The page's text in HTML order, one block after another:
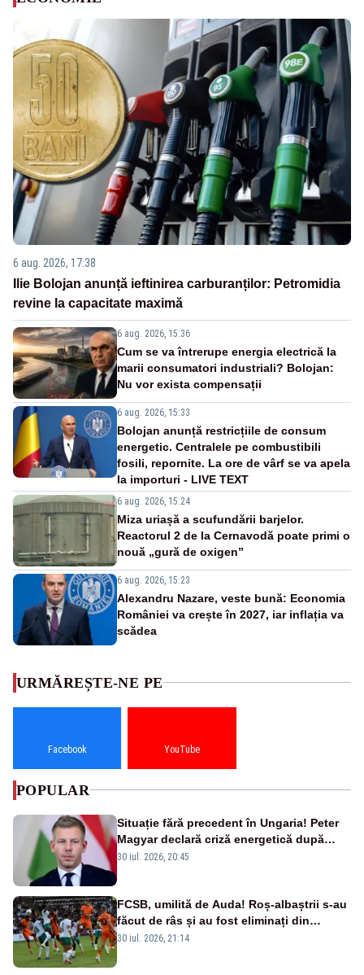
6 aug. 2026, 17:38
Ilie Bolojan anunță ieftinirea carburanților: Petromidia
revine la capacitate maximă
6 aug. 2026, 15:36
Cum se va întrerupe energia electrică la
marii consumatori industriali? Bolojan:
Nu vor exista compensații
6 aug. 2026, 15:33
Bolojan anunță restricțiile de consum
energetic. Centralele pe combustibili
fosili, repornite. La ore de vârf se va apela
la importuri - LIVE TEXT
6 aug. 2026, 15:24
Miza uriașă a scufundării barjelor.
Reactorul 2 de la Cernavodă poate primi o
nouă „gură de oxigen”
6 aug. 2026, 15:23
Alexandru Nazare, veste bună: Economia
României va crește în 2027, iar inflația va
scădea
URMĂREȘTE-NE PE
Facebook YouTube
POPULAR
Situație fără precedent în Ungaria! Peter
Magyar declară criză energetică după
oprirea centralei de la Paks
30 iul. 2026, 20:45
FCSB, umilită de Auda! Roș-albaștrii s-au
făcut de râs și au fost eliminați din
Conference League
30 iul. 2026, 21:14